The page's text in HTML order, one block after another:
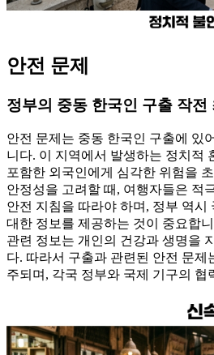
안전 문제
정부의 중동 한국인 구출 작전
안전 문제는 중동 한국인 구출에 있
니다. 이 지역에서 발생하는 정치적
포함한 외국인에게 심각한 위험을
안정성을 고려할 때, 여행자들은 적
안전 지침을 따라야 하며, 정부 역시
대한 정보를 제공하는 것이 중요합
관련 정보는 개인의 건강과 생명을
다. 따라서 구출과 관련된 안전 문제
주되며, 각국 정부와 국제 기구의 협